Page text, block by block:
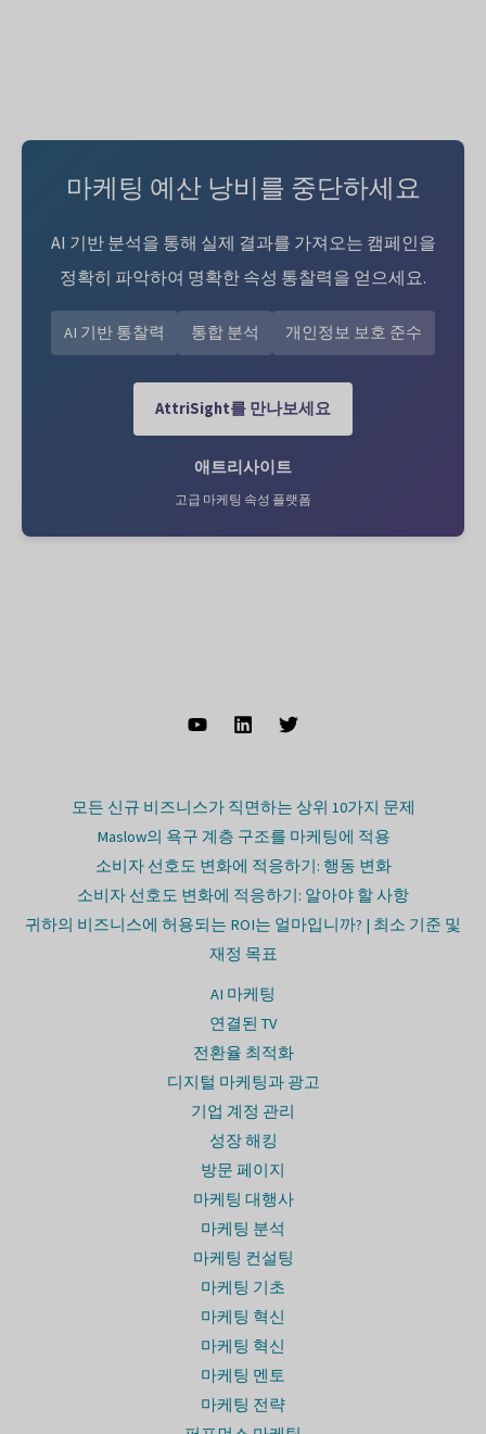
마케팅 예산 낭비를 중단하세요
AI 기반 분석을 통해 실제 결과를 가져오는 캠페인을
정확히 파악하여 명확한 속성 통찰력을 얻으세요.
AI 기반 통찰력 통합 분석 개인정보 보호 준수
AttriSight를 만나보세요
애트리사이트
고급 마케팅 속성 플랫폼
모든 신규 비즈니스가 직면하는 상위 10가지 문제
Maslow의 욕구 계층 구조를 마케팅에 적용
소비자 선호도 변화에 적응하기: 행동 변화
소비자 선호도 변화에 적응하기: 알아야 할 사항
귀하의 비즈니스에 허용되는 ROI는 얼마입니까? | 최소 기준 및
재정 목표
AI 마케팅
연결된 TV
전환율 최적화
디지털 마케팅과 광고
기업 계정 관리
성장 해킹
방문 페이지
마케팅 대행사
마케팅 분석
마케팅 컨설팅
마케팅 기초
마케팅 혁신
마케팅 혁신
마케팅 멘토
마케팅 전략